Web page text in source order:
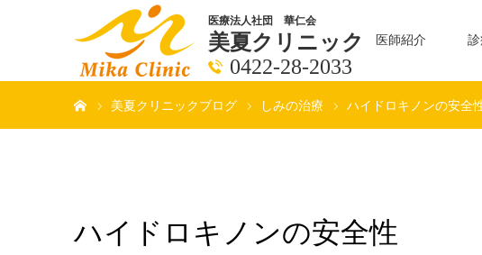
医療法人社団 華仁会
美夏クリニック
0422-28-2033
医師紹介 診
美夏クリニックブログ しみの治療 ハイドロキノンの安全
ハイドロキノンの安全性